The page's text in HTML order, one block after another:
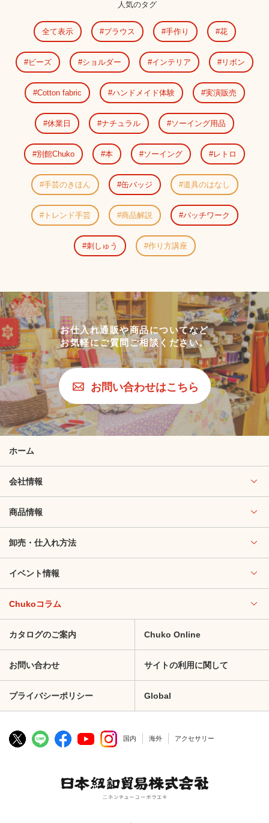
人気のタグ
全て表示 ブラウス 手作り 花
ビーズ ショルダー インテリア リボン
Cotton fabric ハンドメイド体験 実演販売
休業日 ナチュラル ソーイング用品
別館Chuko 本 ソーイング レトロ
手芸のきほん 缶バッジ 道具のはなし
トレンド手芸 商品解説 パッチワーク
刺しゅう 作り方講座
お仕入れ通販や商品についてなど
お気軽にご質問ご相談ください。
お問い合わせはこちら
ホーム
会社情報
商品情報
卸売・仕入れ方法
イベント情報
Chukoコラム
カタログのご案内 Chuko Online
お問い合わせ サイトの利用に関して
プライバシーポリシー Global
国内 海外 アクセサリー